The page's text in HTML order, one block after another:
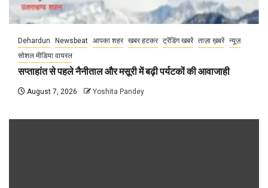
Dehardun Newsbeat आपका शहर खबर हटकर ट्रेंडिंग खबरें ताज़ा ख़बरें न्यूज़
सोशल मीडिया वायरल
सप्ताहांत से पहले नैनीताल और मसूरी में बढ़ी पर्यटकों की आवाजाही
August 7, 2026 Yoshita Pandey